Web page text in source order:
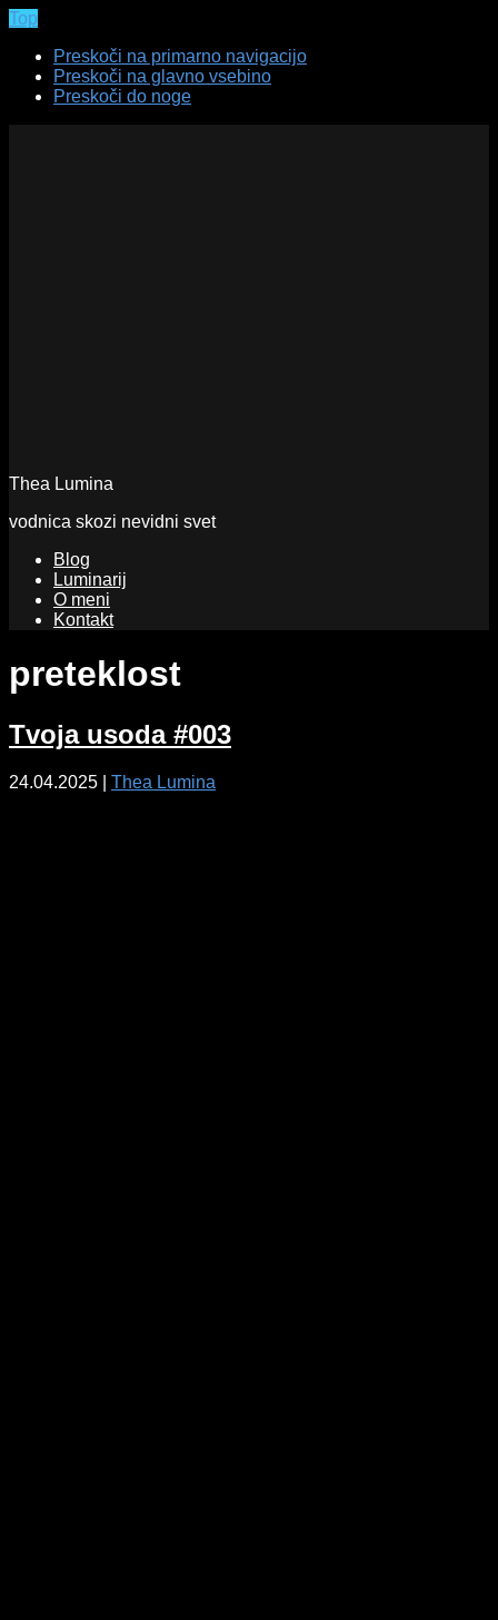
Top
Preskoči na primarno navigacijo
Preskoči na glavno vsebino
Preskoči do noge
Thea Lumina
vodnica skozi nevidni svet
Blog
Luminarij
O meni
Kontakt
preteklost
Tvoja usoda #003
24.04.2025 Thea Lumina